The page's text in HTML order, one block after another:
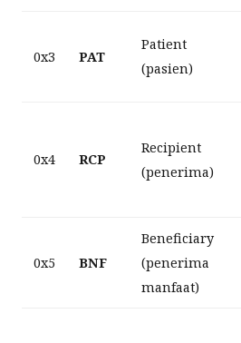
0x3 PAT
Patient
(pasien)
0x4 RCP
Recipient
(penerima)
0x5 BNF
Beneficiary
(penerima
manfaat)